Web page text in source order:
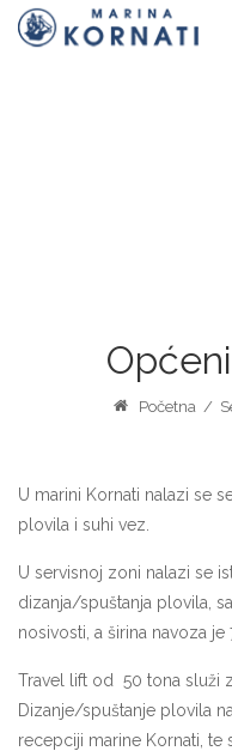
Početna /
U marini Kornati nalazi se
plovila i suhi vez.
U servisnoj zoni nalazi se
dizanja/spuštanja plovila,
nosivosti, a širina navoza je
Travel lift od 50 tona služi
Dizanje/spuštanje plovila
recepciji marine Kornati,